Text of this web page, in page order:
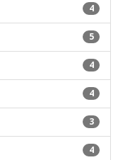
4
5
4
4
3
4